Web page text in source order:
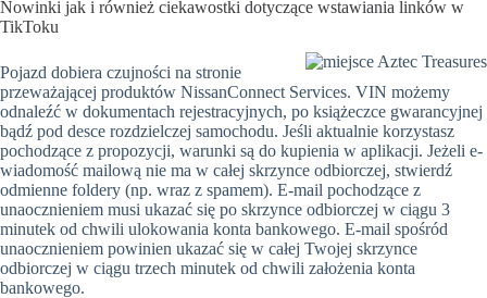
Nowinki jak i również ciekawostki dotyczące wstawiania linków w
TikToku
Pojazd dobiera czujności na stronie
przeważającej produktów NissanConnect Services. VIN możemy
odnaleźć w dokumentach rejestracyjnych, po książeczce gwarancyjnej
bądź pod desce rozdzielczej samochodu. Jeśli aktualnie korzystasz
pochodzące z propozycji, warunki są do kupienia w aplikacji. Jeżeli e-
wiadomość mailową nie ma w całej skrzynce odbiorczej, stwierdź
odmienne foldery (np. wraz z spamem). E-mail pochodzące z
unaocznieniem musi ukazać się po skrzynce odbiorczej w ciągu 3
minutek od chwili ulokowania konta bankowego. E-mail spośród
unaocznieniem powinien ukazać się w całej Twojej skrzynce
odbiorczej w ciągu trzech minutek od chwili założenia konta
bankowego.